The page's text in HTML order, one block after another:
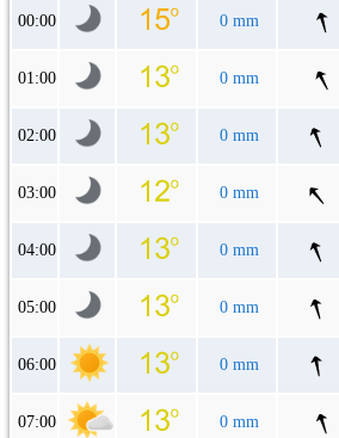
00:00 0 mm
01:00 0 mm
02:00 0 mm
03:00 0 mm
04:00 0 mm
05:00 0 mm
06:00 0 mm
07:00 0 mm